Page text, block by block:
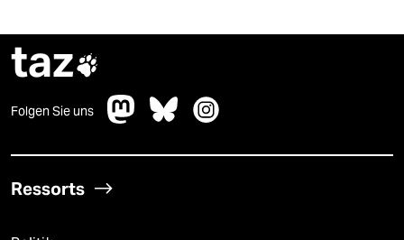
taz
Folgen Sie uns
Ressorts